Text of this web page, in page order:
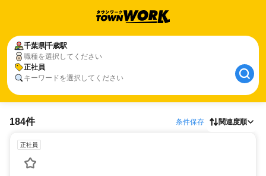
千葉県千歳駅
職種を選択してください
正社員
キーワードを選択してください
184件 条件保存 関連度順
正社員